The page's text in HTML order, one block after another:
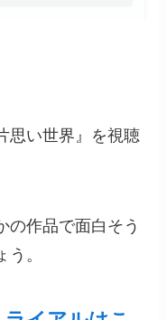
思い世界』を視聴
の作品で面白そう
。